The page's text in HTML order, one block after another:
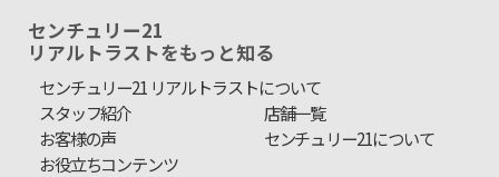
センチュリー21
リアルトラストをもっと知る
センチュリー21 リアルトラストについて
スタッフ紹介
店舗一覧
お客様の声
センチュリー21について
お役立ちコンテンツ